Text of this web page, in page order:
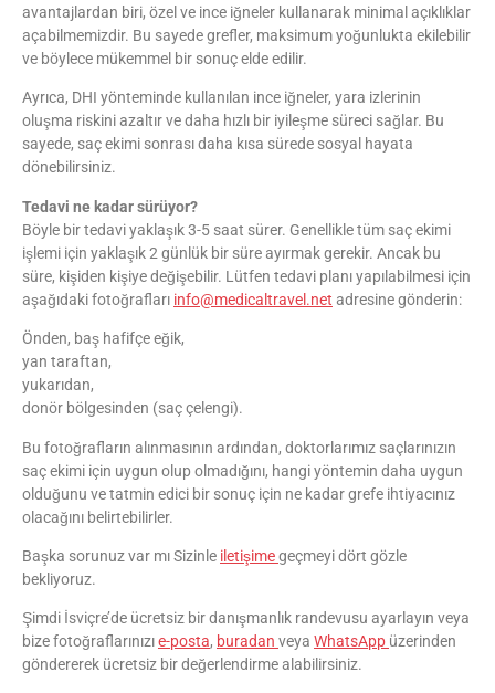
avantajlardan biri, özel ve ince iğneler kullanarak minimal açıklıklar
açabilmemizdir. Bu sayede grefler, maksimum yoğunlukta ekilebilir
ve böylece mükemmel bir sonuç elde edilir.
Ayrıca, DHI yönteminde kullanılan ince iğneler, yara izlerinin
oluşma riskini azaltır ve daha hızlı bir iyileşme süreci sağlar. Bu
sayede, saç ekimi sonrası daha kısa sürede sosyal hayata
dönebilirsiniz.
Tedavi ne kadar sürüyor?
Böyle bir tedavi yaklaşık 3-5 saat sürer. Genellikle tüm saç ekimi
işlemi için yaklaşık 2 günlük bir süre ayırmak gerekir. Ancak bu
süre, kişiden kişiye değişebilir. Lütfen tedavi planı yapılabilmesi için
aşağıdaki fotoğrafları info@medicaltravel.net adresine gönderin:
Önden, baş hafifçe eğik,
yan taraftan,
yukarıdan,
donör bölgesinden (saç çelengi).
Bu fotoğrafların alınmasının ardından, doktorlarımız saçlarınızın
saç ekimi için uygun olup olmadığını, hangi yöntemin daha uygun
olduğunu ve tatmin edici bir sonuç için ne kadar grefe ihtiyacınız
olacağını belirtebilirler.
Başka sorunuz var mı Sizinle iletişimegeçmeyi dört gözle
bekliyoruz.
Şimdi İsviçre’de ücretsiz bir danışmanlık randevusu ayarlayın veya
bize fotoğraflarınızıe-posta, buradan veya WhatsApp üzerinden
göndererek ücretsiz bir değerlendirme alabilirsiniz.